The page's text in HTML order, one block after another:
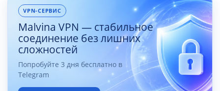
VPN-СЕРВИС
Malvina VPN — стабильное
соединение без лишних
сложностей
Попробуйте 3 дня бесплатно в
Telegram